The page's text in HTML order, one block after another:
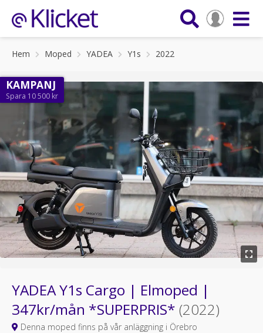
Hem Moped YADEA Y1s 2022
KAMPANJ
Spara 10 500 kr
YADEA Y1s Cargo | Elmoped |
347kr/mån *SUPERPRIS* (2022)
Denna moped finns på vår anläggning i Örebro